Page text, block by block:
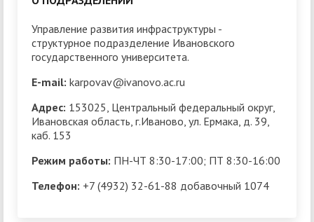
Управление развития инфраструктуры -
структурное подразделение Ивановского
государственного университета.
E-mail: karpovav@ivanovo.ac.ru
Адрес: 153025, Центральный федеральный округ,
Ивановская область, г.Иваново, ул. Ермака, д. 39,
каб. 153
Режим работы: ПН-ЧТ 8:30-17:00; ПТ 8:30-16:00
Телефон: +7 (4932) 32-61-88 добавочный 1074